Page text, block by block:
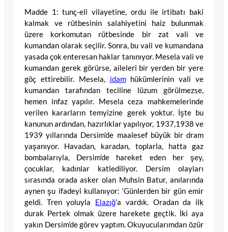
Madde 1: tunç-eli vilayetine, ordu ile irtibatı baki
kalmak ve rütbesinin salahiyetini haiz bulunmak
üzere korkomutan rütbesinde bir zat vali ve
kumandan olarak seçilir. Sonra, bu vali ve kumandana
yasada çok enteresan haklar tanınıyor. Mesela vali ve
kumandan gerek görürse, aileleri bir yerden bir yere
göç ettirebilir. Mesela, idamhükümlerinin vali ve
kumandan tarafından teciline lüzum görülmezse,
hemen infaz yapılır. Mesela ceza mahkemelerinde
verilen kararların temyizine gerek yoktur. İşte bu
kanunun ardından, hazırlıklar yapılıyor, 1937,1938 ve
1939 yıllarında Dersim’de maalesef büyük bir dram
yaşanıyor. Havadan, karadan, toplarla, hatta gaz
bombalarıyla, Dersim’de hareket eden her şey,
çocuklar, kadınlar katlediliyor. Dersim olayları
sırasında orada asker olan Muhsin Batur, anılarında
aynen şu ifadeyi kullanıyor: ‘Günlerden bir gün emir
geldi. Tren yoluyla Elazığ’a vardık. Oradan da ilk
durak Pertek olmak üzere harekete geçtik. İki aya
yakın Dersim’de görev yaptım. Okuyucularımdan özür